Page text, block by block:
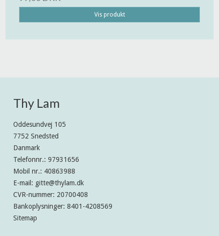
Vis produkt
Thy Lam
Oddesundvej 105
7752 Snedsted
Danmark
Telefonnr.: 97931656
Mobil nr.: 40863988
E-mail : gitte@thylam.dk
CVR-nummer: 20700408
Bankoplysninger: 8401-4208569
Sitemap